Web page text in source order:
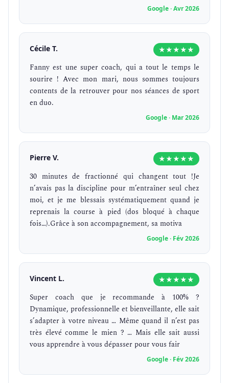
Google · Avr 2026
Cécile T. ★★★★★
Fanny est une super coach, qui a tout le temps le
sourire ! Avec mon mari, nous sommes toujours
contents de la retrouver pour nos séances de sport
en duo.
Google · Mar 2026
Pierre V. ★★★★★
30 minutes de fractionné qui changent tout !Je
n’avais pas la discipline pour m’entraîner seul chez
moi, et je me blessais systématiquement quand je
reprenais la course à pied (dos bloqué à chaque
fois…).Grâce à son accompagnement, sa motiva
Google · Fév 2026
Vincent L. ★★★★★
Super coach que je recommande à 100% ?
Dynamique, professionnelle et bienveillante, elle sait
s’adapter à votre niveau … Même quand il n’est pas
très élevé comme le mien ? … Mais elle sait aussi
vous apprendre à vous dépasser pour vous fair
Google · Fév 2026